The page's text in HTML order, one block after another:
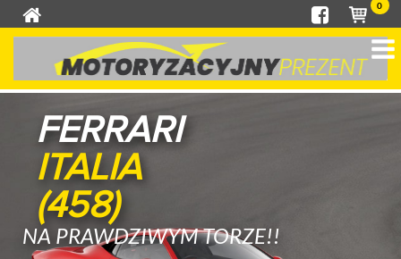
0
FERRARI
ITALIA
(458)
NA PRAWDZIWYM TORZE!!